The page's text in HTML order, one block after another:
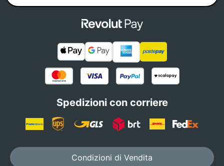
Spedizioni con corriere
Condizioni di Vendita